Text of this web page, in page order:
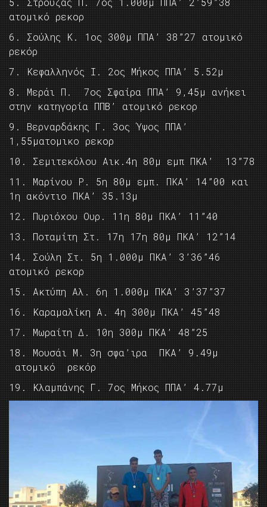
ατομικό ρεκορ
6. Σούλης Κ. 1ος 300μ ΠΠΑ’ 38”27 ατομικό
ρεκόρ
7. Κεφαλληνός Ι. 2ος Μήκος ΠΠΑ’ 5.52μ
8. Μεράι Π. 7ος Σφαίρα ΠΠΑ’ 9,45μ ανήκει
στην κατηγορία ΠΠΒ’ ατομικό ρεκορ
9. Βερναρδάκης Γ. 3ος Ύψος ΠΠΑ’
1,55ματομικο ρεκορ
10. Σεμιτεκόλου Αικ.4η 80μ εμπ ΠΚΑ’ 13”78
11. Μαρίνου Ρ. 5η 80μ εμπ. ΠΚΑ’ 14”00 και
1η ακόντιο ΠΚΑ’ 35.13μ
12. Πυριόχου Ουρ. 11η 80μ ΠΚΑ’ 11”40
13. Ποταμίτη Στ. 17η 17η 80μ ΠΚΑ’ 12”14
14. Σούλη Στ. 5η 1.000μ ΠΚΑ’ 3’36”46
ατομικό ρεκορ
15. Ακτύπη Αλ. 6η 1.000μ ΠΚΑ’ 3’37”37
16. Καραμαλίκη Α. 4η 300μ ΠΚΑ’ 45”48
17. Μωραίτη Δ. 10η 300μ ΠΚΑ’ 48”25
18. Μουσάι Μ. 3η σφα’ιρα ΠΚΑ’ 9.49μ
ατομικό ρεκόρ
19. Κλαμπάνης Γ. 7ος Μήκος ΠΠΑ’ 4.77μ